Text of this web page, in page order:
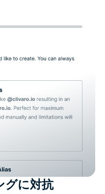
グに対抗